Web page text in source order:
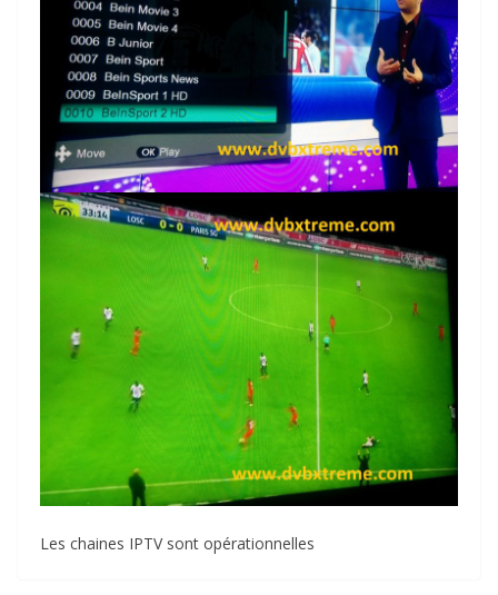
Les chaines IPTV sont opérationnelles